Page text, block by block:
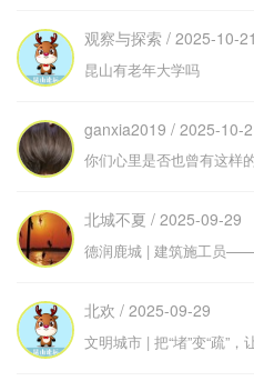
观察与探索 / 2025-10-21
昆山有老年大学吗
ganxia2019 / 2025-10-
你们心里是否也曾有这样
北城不夏 / 2025-09-29
德润鹿城 | 建筑施工员——
北欢 / 2025-09-29
文明城市 | 把“堵”变“疏”，